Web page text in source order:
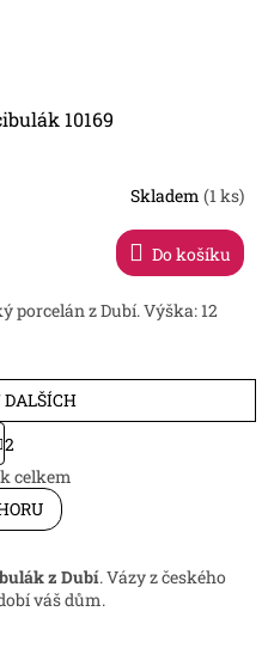
10169
Skladem (1 ks)
Do košíku
porcelán z Dubí. Výška: 12
v
2
celkem
z Dubí. Vázy z českého
váš dům.